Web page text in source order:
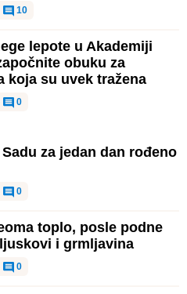
10
lepote u Akademiji
obuku za
koja su uvek tražena
0
za jedan dan rođeno
0
toplo, posle podne
i grmljavina
0